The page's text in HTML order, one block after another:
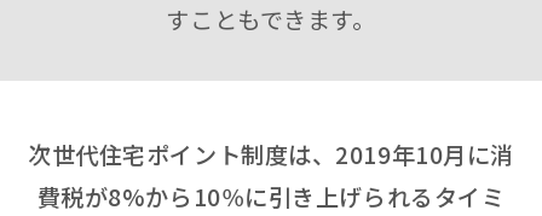
すこともできます。
次世代住宅ポイント制度は、2019年10月に消
費税が8%から10％に引き上げられるタイミ